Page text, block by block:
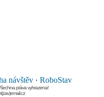
návštěv · RoboStav
práva vyhrazena!